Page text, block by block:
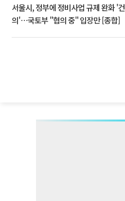
서울시, 정부에 정비사업 규제 완화 '건
의'⋯국토부 "협의 중" 입장만 [종합]